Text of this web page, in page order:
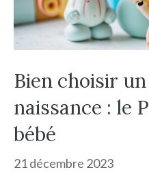
Bien choisir
naissance : le
bébé
21 décembre 2023